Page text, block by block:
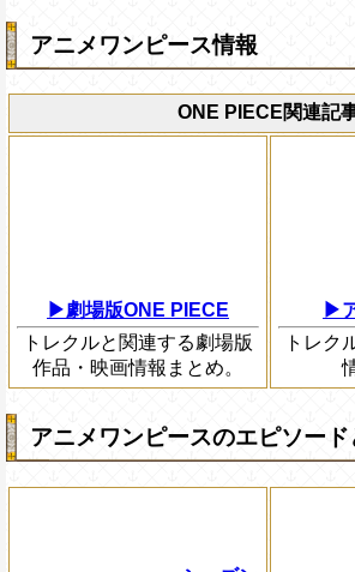
アニメワンピース情報
ONE PIECE関連記
▶劇場版ONE PIECE
トレクルと関連する劇場版
作品・映画情報まとめ。
▶
トレク
アニメワンピースのエピソー